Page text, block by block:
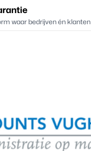
waar bedrijven én